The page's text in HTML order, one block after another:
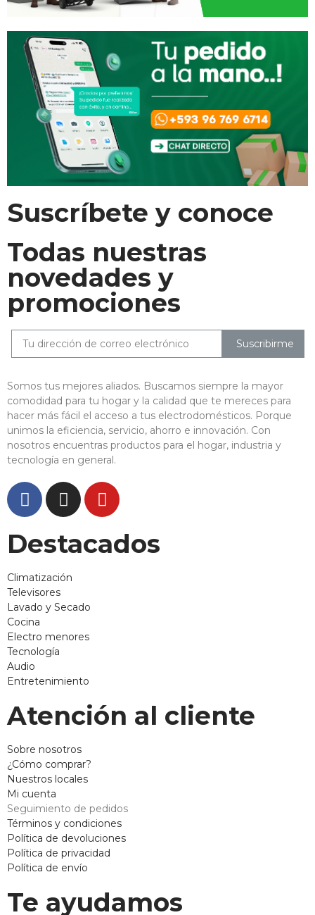
Suscríbete y conoce
Todas nuestras
novedades y
promociones
Suscribirme
Somos tus mejores aliados. Buscamos siempre la mayor
comodidad para tu hogar y la calidad que te mereces para
hacer más fácil el acceso a tus electrodomésticos. Porque
unimos la eficiencia, servicio, ahorro e innovación. Con
nosotros encuentras productos para el hogar, industria y
tecnología en general.
Destacados
Climatización
Televisores
Lavado y Secado
Cocina
Electro menores
Tecnología
Audio
Entretenimiento
Atención al cliente
Sobre nosotros
¿Cómo comprar?
Nuestros locales
Mi cuenta
Seguimiento de pedidos
Términos y condiciones
Política de devoluciones
Política de privacidad
Política de envío
Te ayudamos